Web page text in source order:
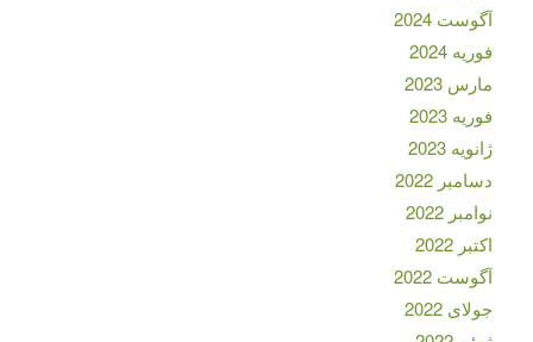
آگوست 2024
فوریه 2024
مارس 2023
فوریه 2023
ژانویه 2023
دسامبر 2022
نوامبر 2022
اکتبر 2022
آگوست 2022
جولای 2022